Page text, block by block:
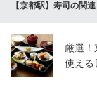
大起水産回転
地下鉄烏丸線京
京都府京都市下京
【京都駅】寿司の関
厳選！
使える